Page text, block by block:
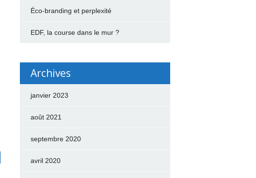
Éco-branding et perplexité
EDF, la course dans le mur ?
Archives
janvier 2023
août 2021
septembre 2020
avril 2020